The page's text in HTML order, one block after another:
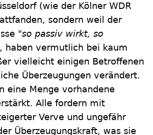
(wie der Kölner WDR
sondern weil der
"so passiv wirkt, so
, haben vermutlich bei kaum
vielleicht einigen Betroffenen
Überzeugungen verändert.
eine Menge vorhandene
Alle fordern mit
Verve und ungefähr
Überzeugungskraft, was sie